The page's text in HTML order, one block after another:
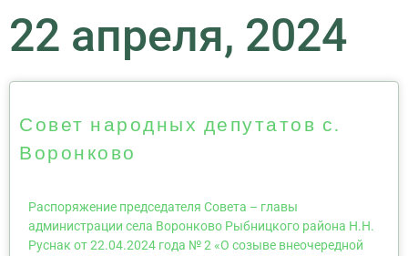
22 апреля, 2024
Совет народных депутатов с.
Воронково
Распоряжение председателя Совета – главы
администрации села Воронково Рыбницкого района Н.Н.
Руснак от 22.04.2024 года № 2 «О созыве внеочередной